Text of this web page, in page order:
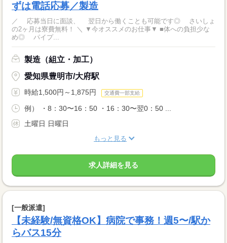
ずは電話応募／製造
／ 応募当日に面談、 翌日から働くことも可能です◎ さいしょ
の2ヶ月は寮費無料！ ＼ ▼今オススメのお仕事▼ ■体への負担少な
め◎ パイプ...
製造（組立・加工）
愛知県豊明市/大府駅
時給1,500円～1,875円 交通費一部支給
例） ・8：30〜16：50 ・16：30〜翌0：50 ...
土曜日 日曜日
もっと見る
求人詳細を見る
[一般派遣]
【未経験/無資格OK】病院で事務！週5〜/駅か
らバス15分